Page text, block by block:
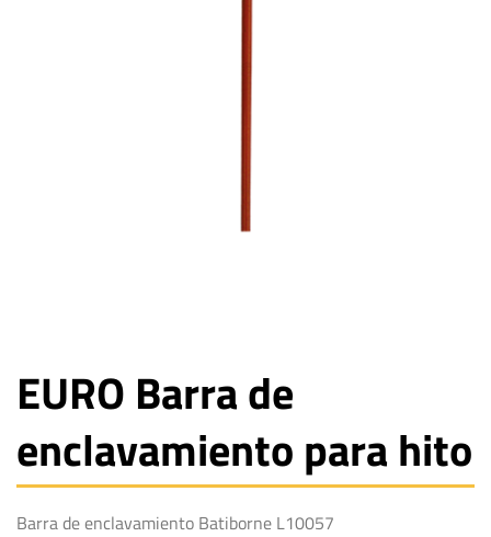
EURO Barra de
enclavamiento para hito
Barra de enclavamiento Batiborne L10057